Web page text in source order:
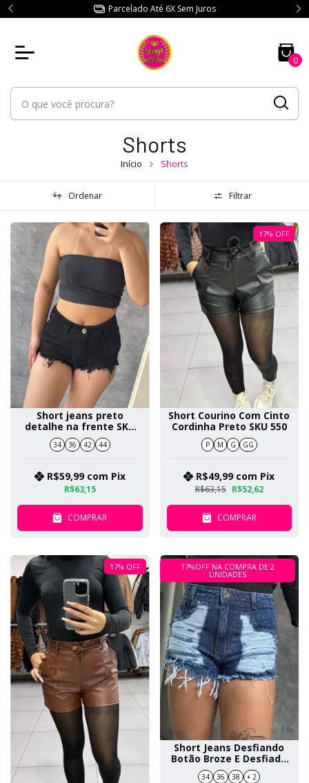
Parcelado Até 6X Sem Juros
0
Shorts
Início Shorts
Ordenar Filtrar
Short jeans preto
detalhe na frente SKU
6559
34 36 42 44
R$63,15
R$59,99 com Pix
COMPRAR
17% OFF
Short Courino Com Cinto
Cordinha Preto SKU 550
P M G GG
R$63,15 R$52,62
R$49,99 com Pix
COMPRAR
17% OFF 17%OFF NA COMPRA DE 2
UNIDADES
Short Jeans Desfiando
Botão Broze E Desfiado
No Bolso SKU 149
34 36 38 + 2